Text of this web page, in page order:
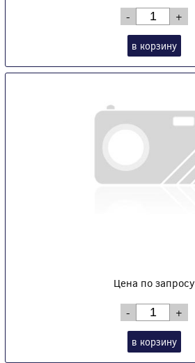
- +
в корзину
Цена по запросу
- +
в корзину